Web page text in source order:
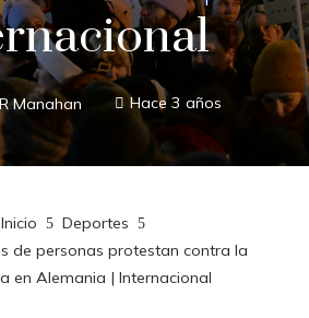
Manahan Hace 3 años
Inicio
Deportes
de personas protestan contra la
en Alemania | Internacional